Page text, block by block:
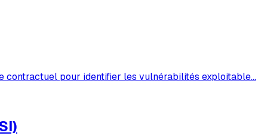
contractuel pour identifier les vulnérabilités exploitable…